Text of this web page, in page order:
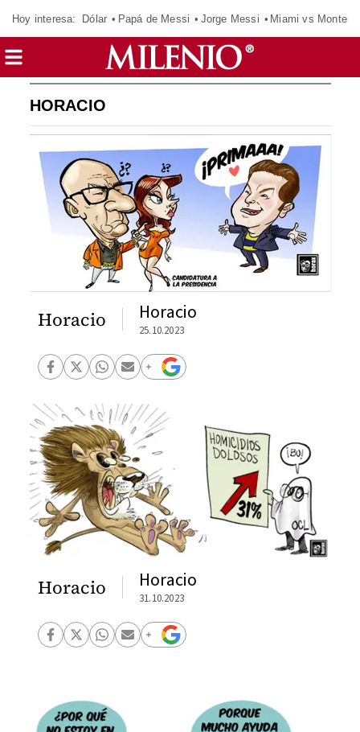
Hoy interesa: Dólar Papá de Messi Jorge Messi Miami vs
HORACIO
Horacio Horacio
25.10.2023
Horacio Horacio
31.10.2023